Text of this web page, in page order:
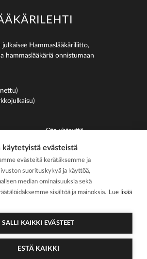
julkaisee Hammaslääkäriliitto,
hammaslääkäriä onnistumaan
Ota yhteyttä
Suomen Hammaslääkäriliitto
käytetyistä evästeistä
evästeitä kerätäksemme ja
suorituskykyä ja käyttöä,
median ominaisuuksia sekä
sisältöä ja mainoksia. Lue lisää
SALLI KAIKKI EVÄSTEET
ESTÄ KAIKKI